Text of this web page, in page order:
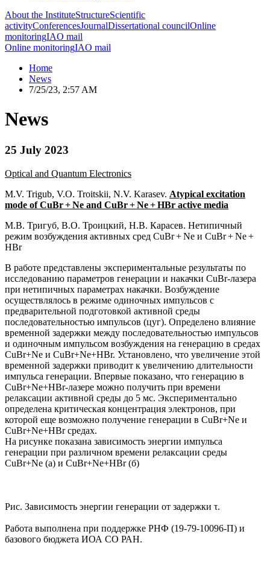
About the InstituteStructureScientific
activityConferencesJournalDissertational councilOnline
monitoringIAO mail
Online monitoringIAO mail
Home
News
7/25/23, 2:57 AM
News
25 July 2023
Optical and Quantum Electronics
M.V. Trigub, V.O. Troitskii, N.V. Karasev. Atypical excitation
mode of CuBr + Ne and CuBr + Ne + HBr active media
М.В. Тригуб, В.О. Троицкий, Н.В. Карасев. Нетипичный
режим возбуждения активных сред CuBr + Ne и CuBr + Ne +
HBr
В работе представлены экспериментальные результаты по
исследованию параметров генерации и накачки CuBr-лазера
при нетипичных параметрах накачки. Возбуждение
осуществлялось в режиме одиночных импульсов с
предварительной подготовкой активной среды
последовательностью импульсов (цуг). Определено влияние
временной задержки между последовательностью импульсов
и одиночным импульсом возбуждения на генерацию в средах
CuBr+Ne и CuBr+Ne+HBr. Установлено, что увеличение этой
временной задержки приводит к увеличению длительности
импульса генерации. Впервые показано, что генерацию в
CuBr+Ne+HBr-лазере можно получить при времени
релаксации активной среды до 5 мс. Экспериментально
определена критическая концентрация электронов, при
которой еще возможно получение генерации в CuBr+Ne и
CuBr+Ne+HBr средах.
На рисунке показана зависимость энергии импульса
генерации при различном времени релаксации среды
CuBr+Ne (а) и CuBr+Ne+HBr (б)
Рис. Зависимость энергии генерации от задержки τ.
Работа выполнена при поддержке РНФ (19-79-10096-П) и
базового бюджета ИОА СО РАН.